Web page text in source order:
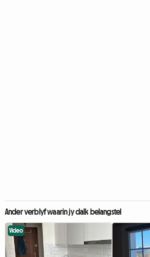
Ander verblyf waarin jy dalk belangstel
Video